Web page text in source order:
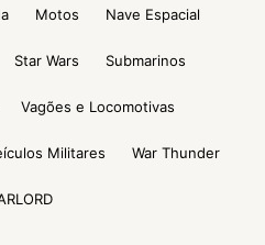
Motos Nave Espacial
Star Wars Submarinos
Vagões e Locomotivas
Militares War Thunder